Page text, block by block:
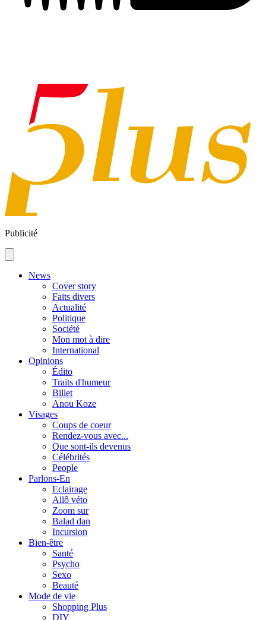
Publicité
News
Cover story
Faits divers
Actualité
Politique
Société
Mon mot à dire
International
Opinions
Édito
Traits d'humeur
Billet
Anou Koze
Visages
Coups de coeur
Rendez-vous avec...
Que sont-ils devenus
Célébrités
People
Parlons-En
Eclairage
Allô véto
Zoom sur
Balad dan
Incursion
Bien-être
Santé
Psycho
Sexo
Beauté
Mode de vie
Shopping Plus
DIY